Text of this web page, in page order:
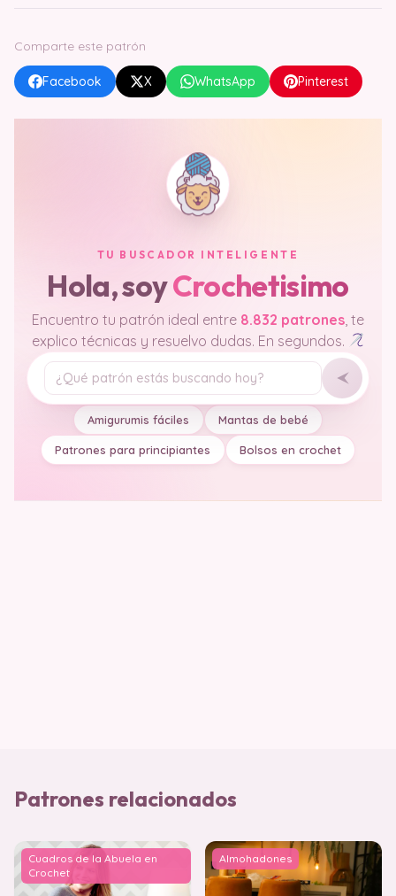
Comparte este patrón
Facebook X WhatsApp Pinterest
TU BUSCADOR INTELIGENTE
Hola, soyCrochetisimo
Encuentro tu patrón ideal entre 8.832 patrones , te
explico técnicas y resuelvo dudas. En segundos.
Tu pregunta
Amigurumis fáciles Mantas de bebé
Patrones para principiantes Bolsos en crochet
Patrones relacionados
Cuadros de la Abuela en
Crochet
Almohadones